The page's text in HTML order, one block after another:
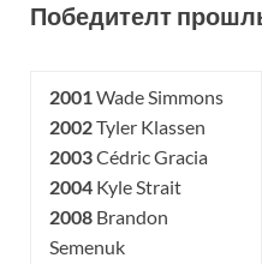
Победителт
2001Wade Simmons
2002Tyler Klassen
2003Cédric Gracia
2004 Kyle Strait
2008 Brandon
Semenuk